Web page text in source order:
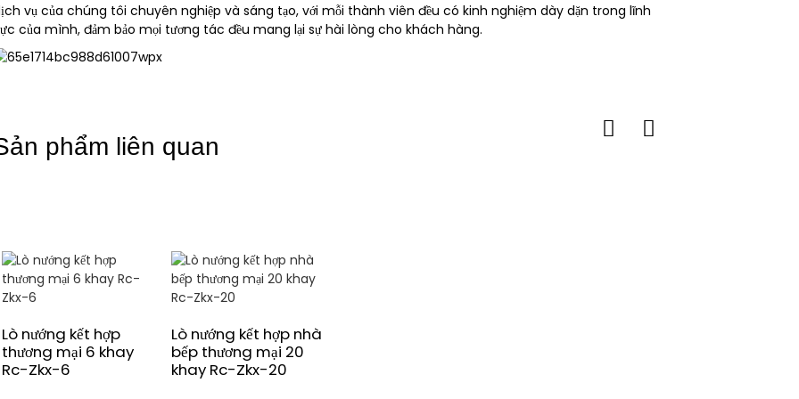
vụ của chúng tôi chuyên nghiệp và sáng tạo, với mỗi thành viên đều có kinh nghiệm dày dặn trong lĩnh
của mình, đảm bảo mọi tương tác đều mang lại sự hài lòng cho khách hàng.
phẩm liên quan
Lò nướng kết hợp
thương mại 6 khay
Rc-Zkx-6
Lò nướng kết hợp nhà
bếp thương mại 20
khay Rc-Zkx-20